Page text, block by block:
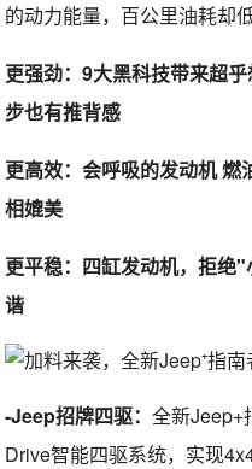
的动力能量，百公里油耗却
更强劲：9大黑科技带来超
步也有推背感
更高效：会呼吸的发动机
相媲美
更平稳：四缸发动机，拒绝
谐
-Jeep招牌四驱：全新Jeep+
Drive智能四驱系统，实现